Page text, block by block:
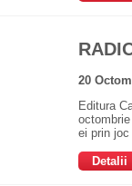
20
Editura
ei prin
Detalii